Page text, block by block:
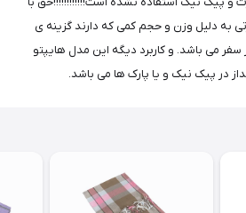
به دلیل وزن و حجم کمی که دارند گزینه ی
سفر می باشد. و کاربرد دیگه این مدل هایپتو
در پیک نیک و یا پارک ها می باشد.